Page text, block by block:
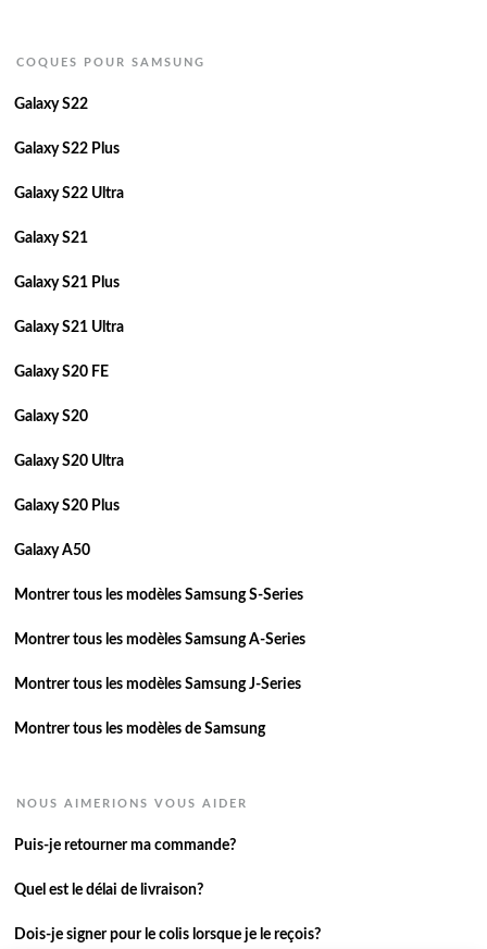
COQUES POUR SAMSUNG
Galaxy S22
Galaxy S22 Plus
Galaxy S22 Ultra
Galaxy S21
Galaxy S21 Plus
Galaxy S21 Ultra
Galaxy S20 FE
Galaxy S20
Galaxy S20 Ultra
Galaxy S20 Plus
Galaxy A50
Montrer tous les modèles Samsung S-Series
Montrer tous les modèles Samsung A-Series
Montrer tous les modèles Samsung J-Series
Montrer tous les modèles de Samsung
NOUS AIMERIONS VOUS AIDER
Puis-je retourner ma commande?
Quel est le délai de livraison?
Dois-je signer pour le colis lorsque je le reçois?